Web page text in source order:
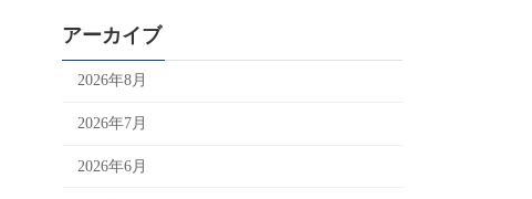
アーカイブ
2026年8月
2026年7月
2026年6月